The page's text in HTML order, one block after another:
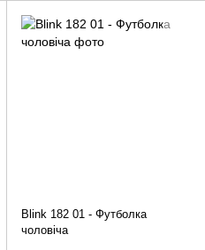
Blink 182 01 - Футболка
чоловіча